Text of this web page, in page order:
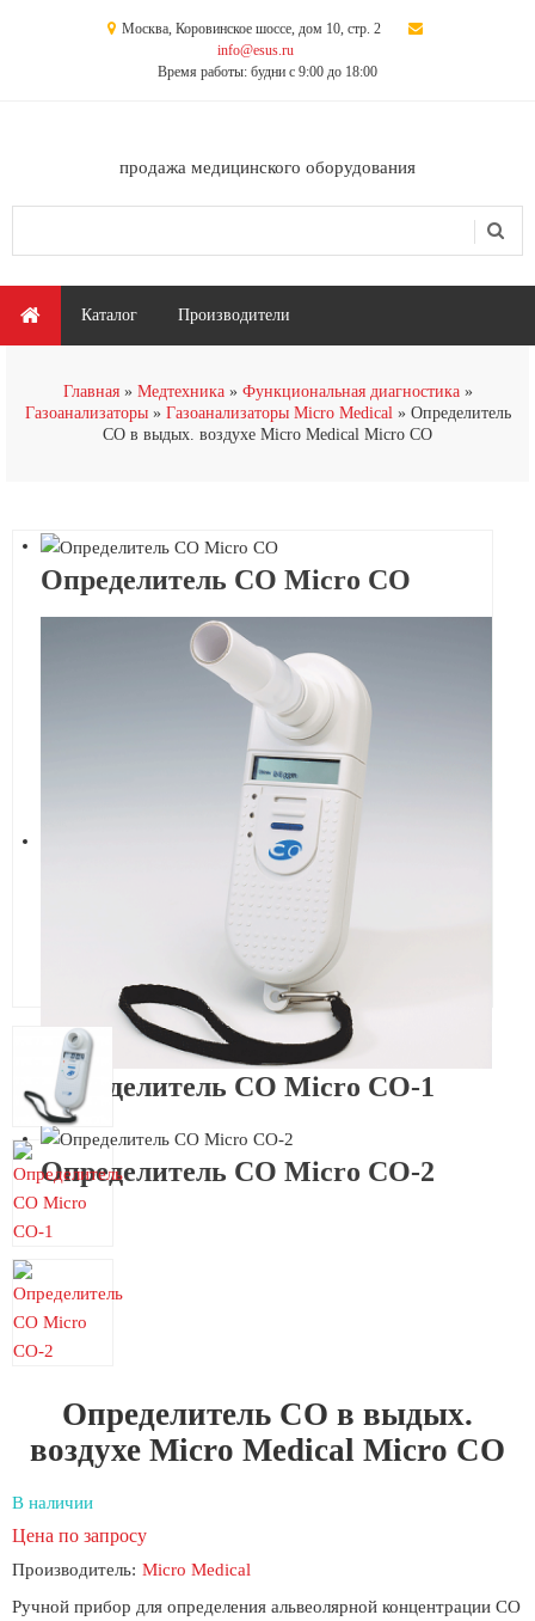
Москва, Коровинское шоссе, дом 10, стр. 2
info@esus.ru
Время работы: будни с 9:00 до 18:00
продажа медицинского оборудования
Главное меню
Каталог Производители
Главная Медтехника
Функциональная диагностика
Газоанализаторы
Газоанализаторы Micro Medical
Определитель
СО в выдых. воздухе Micro Medical Micro CO
Определитель СО Micro CO
Определитель СО Micro CO-1
Определитель СО Micro CO-2
Определитель СО в выдых.
воздухе Micro Medical Micro CO
В наличии
Цена по запросу
Производитель: Micro Medical
Ручной прибор для определения альвеолярной концентрации СО